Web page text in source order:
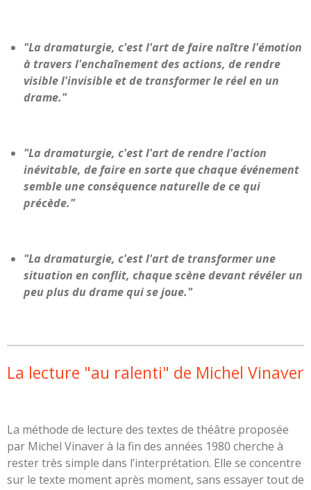
"La dramaturgie, c'est l'art de faire naître l'émotion
à travers l'enchaînement des actions, de rendre
visible l'invisible et de transformer le réel en un
drame."
"La dramaturgie, c'est l'art de rendre l'action
inévitable, de faire en sorte que chaque événement
semble une conséquence naturelle de ce qui
précède."
"La dramaturgie, c'est l'art de transformer une
situation en conflit, chaque scène devant révéler un
peu plus du drame qui se joue."
La lecture "au ralenti" de Michel Vinaver
La méthode de lecture des textes de théâtre proposée
par Michel Vinaver à la fin des années 1980 cherche à
rester très simple dans l’interprétation. Elle se concentre
sur le texte moment après moment, sans essayer tout de